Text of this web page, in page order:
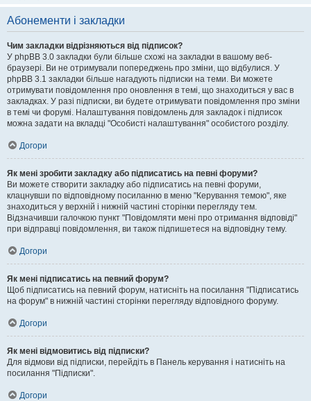
Абонементи і закладки
Чим закладки відрізняються від підписок?
У phpBB 3.0 закладки були більше схожі на закладки в вашому веб-
браузері. Ви не отримували попереджень про зміни, що відбулися. У
phpBB 3.1 закладки більше нагадують підписки на теми. Ви можете
отримувати повідомлення про оновлення в темі, що знаходиться у вас в
закладках. У разі підписки, ви будете отримувати повідомлення про зміни
в темі чи форумі. Налаштування повідомлень для закладок і підписок
можна задати на вкладці "Особисті налаштування" особистого розділу.
Догори
Як мені зробити закладку або підписатись на певні форуми?
Ви можете створити закладку або підписатись на певні форуми,
клацнувши по відповідному посиланню в меню "Керування темою", яке
знаходиться у верхній і нижній частині сторінки перегляду тем.
Відзначивши галочкою пункт "Повідомляти мені про отримання відповіді"
при відправці повідомлення, ви також підпишетеся на відповідну тему.
Догори
Як мені підписатись на певний форум?
Щоб підписатись на певний форум, натисніть на посилання "Підписатись
на форум" в нижній частині сторінки перегляду відповідного форуму.
Догори
Як мені відмовитись від підписки?
Для відмови від підписки, перейдіть в Панель керування і натисніть на
посилання "Підписки".
Догори